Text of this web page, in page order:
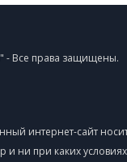
- Все права защищены.
интернет-сайт
ни при каких